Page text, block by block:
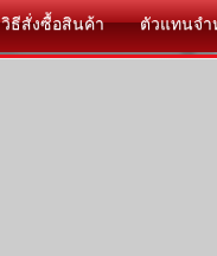
วิธีสั่งซื้อสินค้า ตัวแทนจ